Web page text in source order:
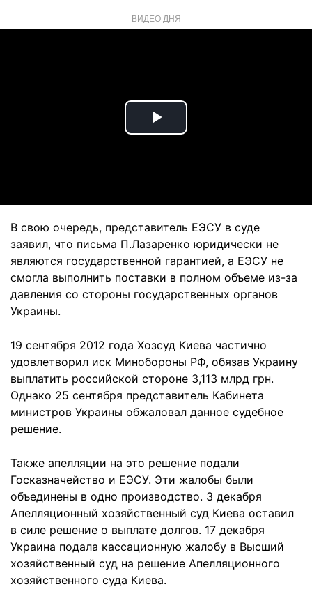
ВИДЕО ДНЯ
Play
В свою очередь, представитель ЕЭСУ в суде
заявил, что письма П.Лазаренко юридически не
являются государственной гарантией, а ЕЭСУ не
смогла выполнить поставки в полном объеме из-за
давления со стороны государственных органов
Украины.
19 сентября 2012 года Хозсуд Киева частично
удовлетворил иск Минобороны РФ, обязав Украину
выплатить российской стороне 3,113 млрд грн.
Однако 25 сентября представитель Кабинета
министров Украины обжаловал данное судебное
решение.
Также апелляции на это решение подали
Госказначейство и ЕЭСУ. Эти жалобы были
объединены в одно производство. 3 декабря
Апелляционный хозяйственный суд Киева оставил
в силе решение о выплате долгов. 17 декабря
Украина подала кассационную жалобу в Высший
хозяйственный суд на решение Апелляционного
хозяйственного суда Киева.